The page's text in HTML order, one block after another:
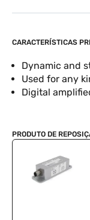
CARACTERÍSTICAS
Dynamic and
Used for any
Digital
PRODUTO DE